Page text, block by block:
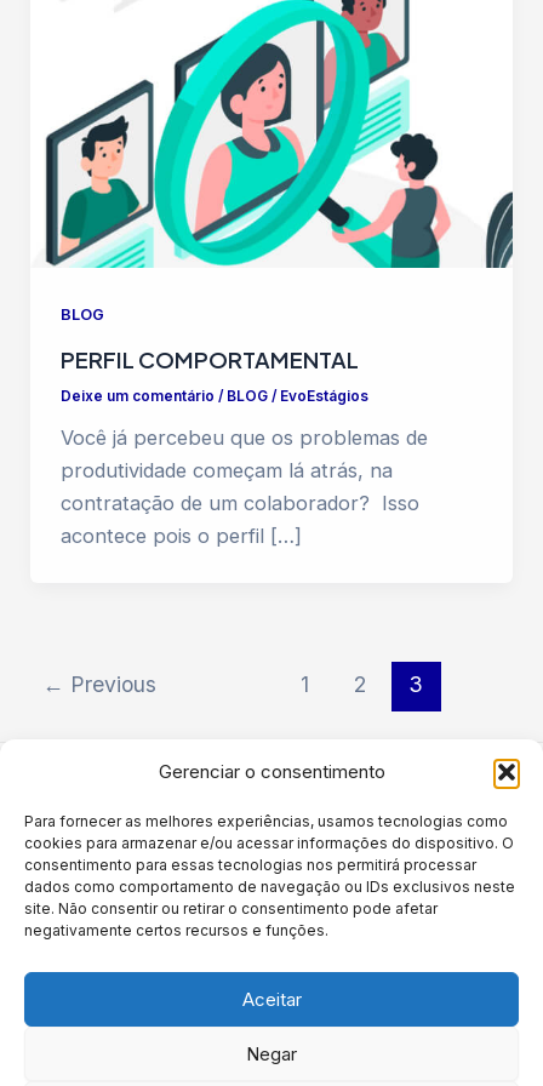
Gerenciar o consentimento
Para fornecer as melhores experiências, usamos tecnologias como
cookies para armazenar e/ou acessar informações do dispositivo. O
consentimento para essas tecnologias nos permitirá processar
dados como comportamento de navegação ou IDs exclusivos neste
site. Não consentir ou retirar o consentimento pode afetar
negativamente certos recursos e funções.
Aceitar
Negar
BLOG
PERFIL COMPORTAMENTAL
Deixe um comentário / BLOG/ EvoEstágios
Você já percebeu que os problemas de
produtividade começam lá atrás, na
contratação de um colaborador? Isso
acontece pois o perfil […]
← Previous 1 2 3
Política de privacidade
Termos e Condições de Uso
CONTATO
Direitos do Titular – LGPD
Copyright © 2026 Grupo R1RH